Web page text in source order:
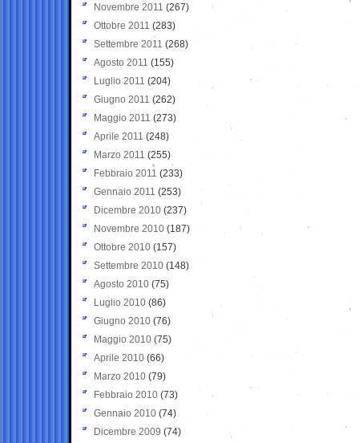
Novembre 2011 (267)
Ottobre 2011 (283)
Settembre 2011 (268)
Agosto 2011 (155)
Luglio 2011 (204)
Giugno 2011 (262)
Maggio 2011 (273)
Aprile 2011 (248)
Marzo 2011 (255)
Febbraio 2011 (233)
Gennaio 2011 (253)
Dicembre 2010 (237)
Novembre 2010 (187)
Ottobre 2010 (157)
Settembre 2010 (148)
Agosto 2010 (75)
Luglio 2010 (86)
Giugno 2010 (76)
Maggio 2010 (75)
Aprile 2010 (66)
Marzo 2010 (79)
Febbraio 2010 (73)
Gennaio 2010 (74)
Dicembre 2009 (74)